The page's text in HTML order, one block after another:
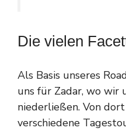
Die vielen
Als Basis unseres
uns für Zadar, wo wir
niederließen. Von
verschiedene